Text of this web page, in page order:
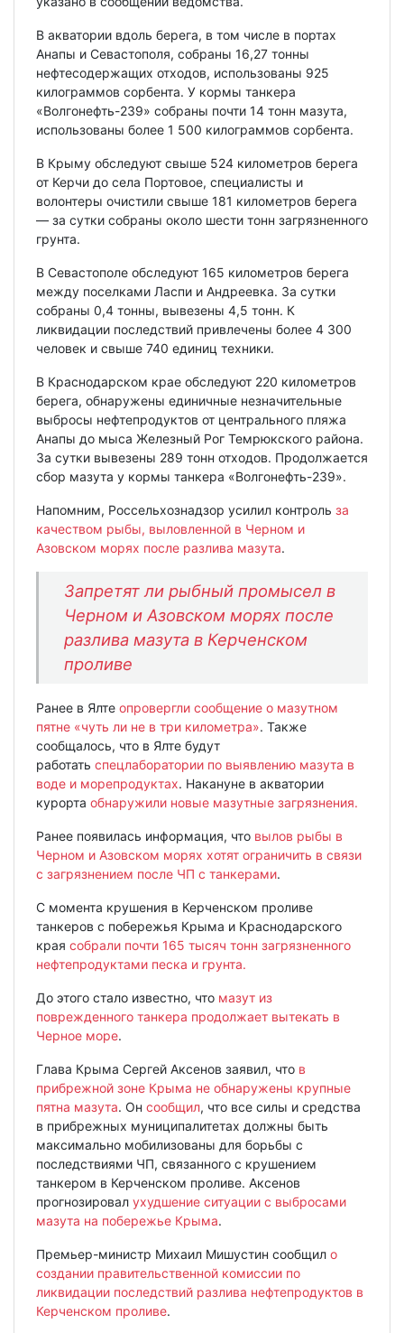
В акватории вдоль берега, в том числе в портах
Анапы и Севастополя, собраны 16,27 тонны
нефтесодержащих отходов, использованы 925
килограммов сорбента. У кормы танкера
«Волгонефть-239» собраны почти 14 тонн мазута,
использованы более 1 500 килограммов сорбента.
В Крыму обследуют свыше 524 километров берега
от Керчи до села Портовое, специалисты и
волонтеры очистили свыше 181 километров берега
— за сутки собраны около шести тонн загрязненного
грунта.
В Севастополе обследуют 165 километров берега
между поселками Ласпи и Андреевка. За сутки
собраны 0,4 тонны, вывезены 4,5 тонн. К
ликвидации последствий привлечены более 4 300
человек и свыше 740 единиц техники.
В Краснодарском крае обследуют 220 километров
берега, обнаружены единичные незначительные
выбросы нефтепродуктов от центрального пляжа
Анапы до мыса Железный Рог Темрюкского района.
За сутки вывезены 289 тонн отходов. Продолжается
сбор мазута у кормы танкера «Волгонефть-239».
Напомним, Россельхознадзор усилил контроль за
качеством рыбы, выловленной в Черном и
Азовском морях после разлива мазута.
Запретят ли рыбный промысел в
Черном и Азовском морях после
разлива мазута в Керченском
проливе
Ранее в Ялте опровергли сообщение о мазутном
пятне «чуть ли не в три километра». Также
сообщалось, что в Ялте будут
работать спецлаборатории по выявлению мазута в
воде и морепродуктах. Накануне в акватории
курорта обнаружили новые мазутные загрязнения.
Ранее появилась информация, что вылов рыбы в
Черном и Азовском морях хотят ограничить в связи
с загрязнением после ЧП с танкерами.
С момента крушения в Керченском проливе
танкеров с побережья Крыма и Краснодарского
края собрали почти 165 тысяч тонн загрязненного
нефтепродуктами песка и грунта.
До этого стало известно, что мазут из
поврежденного танкера продолжает вытекать в
Черное море.
Глава Крыма Сергей Аксенов заявил, что в
прибрежной зоне Крыма не обнаружены крупные
пятна мазута. Он сообщил, что все силы и средства
в прибрежных муниципалитетах должны быть
максимально мобилизованы для борьбы с
последствиями ЧП, связанного с крушением
танкером в Керченском проливе. Аксенов
прогнозировал ухудшение ситуации с выбросами
мазута на побережье Крыма.
Премьер-министр Михаил Мишустин сообщил о
создании правительственной комиссии по
ликвидации последствий разлива нефтепродуктов в
Керченском проливе.